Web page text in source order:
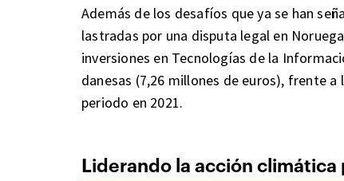
Además de los desafíos que ya se han
lastradas por una disputa legal en
inversiones en Tecnologías de la
danesas (7,26 millones de euros), frente
periodo en 2021.
Liderando la acción climática